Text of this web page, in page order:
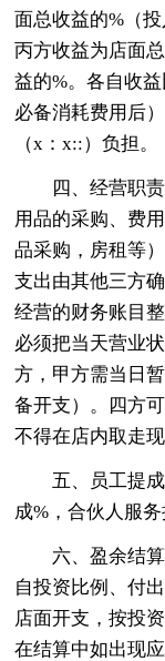
面总收益的%（
丙方收益为店面
益的%。各自收
必备消耗费用后
（x：x::）负担。
四、经营职
用品的采购、费
品采购，房租等
支出由其他三方
经营的财务账目
必须把当天营业
方，甲方需当日
备开支）。四方
不得在店内取走
五、员工提
成%，合伙人服
六、盈余结
自投资比例、付
店面开支，按投
在结算中如出现